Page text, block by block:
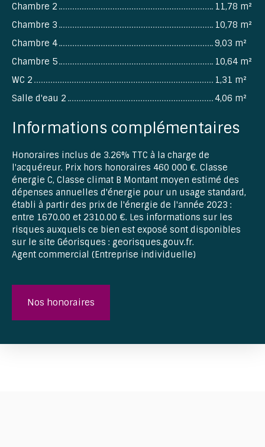
Chambre 2
11,78 m²
Chambre 3
10,78 m²
Chambre 4
9,03 m²
Chambre 5
10,64 m²
WC 2
1,31 m²
Salle d'eau 2
4,06 m²
Informations complémentaires
Honoraires inclus de 3.26% TTC à la charge de
l'acquéreur. Prix hors honoraires 460 000 €. Classe
énergie C, Classe climat B Montant moyen estimé des
dépenses annuelles d'énergie pour un usage standard,
établi à partir des prix de l'énergie de l'année 2023 :
entre 1670.00 et 2310.00 €. Les informations sur les
risques auxquels ce bien est exposé sont disponibles
sur le site Géorisques : georisques.gouv.fr.
Agent commercial (Entreprise individuelle)
Nos honoraires